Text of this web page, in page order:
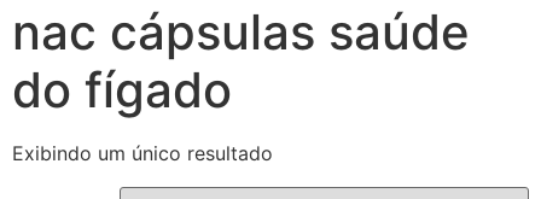
nac cápsulas saúde
do fígado
Exibindo um único resultado